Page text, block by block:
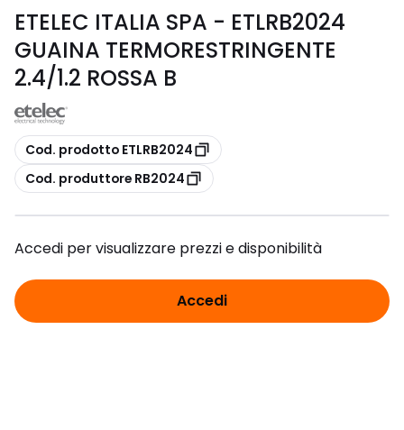
ETELEC ITALIA SPA - ETLRB2024
GUAINA TERMORESTRINGENTE
2.4/1.2 ROSSA B
copia
Cod. prodotto ETLRB2024
copia
Cod. produttore RB2024
Accedi per visualizzare prezzi e disponibilità
Accedi